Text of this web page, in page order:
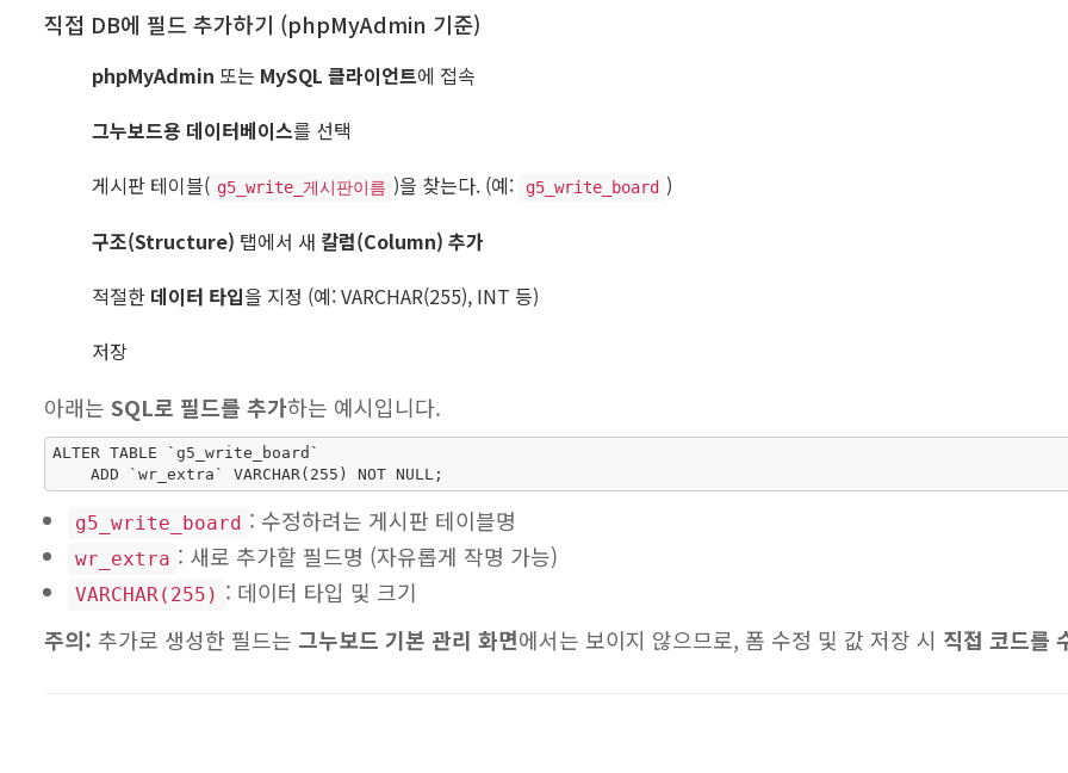
직접 DB에 필드 추가하기 (phpMyAdmin 기준)
phpMyAdmin 또는 MySQL 클라이언트에 접속
그누보드용 데이터베이스를 선택
게시판 테이블( g5_write_게시판이름 )을 찾는다. (예: g5_write_board )
구조(Structure) 탭에서 새 칼럼(Column) 추가
적절한 데이터 타입을 지정 (예: VARCHAR(255), INT 등)
저장
아래는 SQL로 필드를 추가하는 예시입니다.
ALTER TABLE `g5_write_board`
g5_write_board : 수정하려는 게시판 테이블명
wr_extra : 새로 추가할 필드명 (자유롭게 작명 가능)
VARCHAR(255) : 데이터 타입 및 크기
주의: 추가로 생성한 필드는 그누보드 기본 관리 화면에서는 보이지 않으므로, 폼 수정 및 값 저장 시 직접 코드를